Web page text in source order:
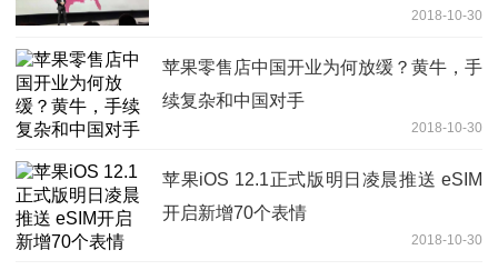
2018-10-30
苹果零售店中国开业为何放缓？黄牛，手
续复杂和中国对手
2018-10-30
苹果iOS 12.1正式版明日凌晨推送 eSIM
开启新增70个表情
2018-10-30